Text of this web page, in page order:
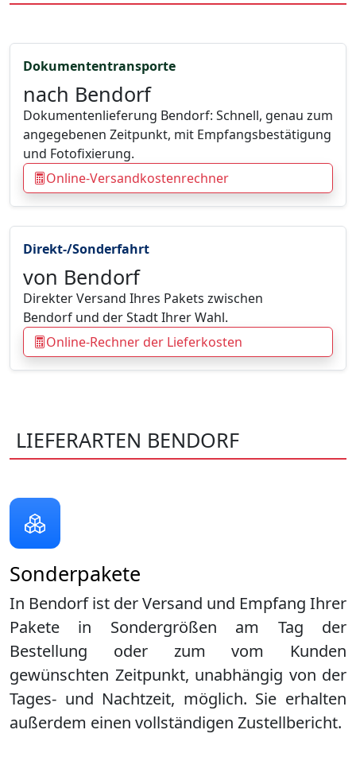
Direkt-/Sonderfahrt
von Bendorf
Direkter Versand Ihres Pakets zwischen
Bendorf und der Stadt Ihrer Wahl.
Online-Rechner der Lieferkosten
Dokumententransporte
nach Bendorf
Dokumentenlieferung Bendorf: Schnell, genau zum
angegebenen Zeitpunkt, mit Empfangsbestätigung
und Fotofixierung.
Online-Versandkostenrechner
LIEFERARTEN BENDORF
Sonderpakete
In Bendorf ist der Versand und Empfang Ihrer
Pakete in Sondergrößen am Tag der
Bestellung oder zum vom Kunden
gewünschten Zeitpunkt, unabhängig von der
Tages- und Nachtzeit, möglich. Sie erhalten
außerdem einen vollständigen Zustellbericht.